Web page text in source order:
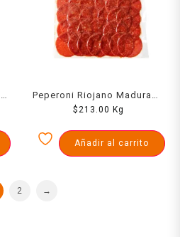
Peperoni Riojano Madurado
1 K
$213.00 Kg
Añadir al carrito
2 →